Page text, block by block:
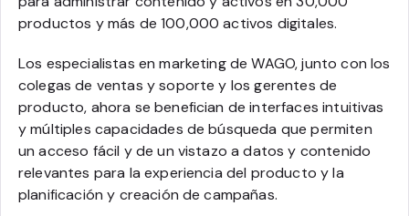
productos y más de 100,000 activos digitales.
Los especialistas en marketing de WAGO, junto con los
colegas de ventas y soporte y los gerentes de
producto, ahora se benefician de interfaces intuitivas
y múltiples capacidades de búsqueda que permiten
un acceso fácil y de un vistazo a datos y contenido
relevantes para la experiencia del producto y la
planificación y creación de campañas.